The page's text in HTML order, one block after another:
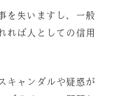
を失いますし、一般
れば人としての信用
キャンダルや疑惑が